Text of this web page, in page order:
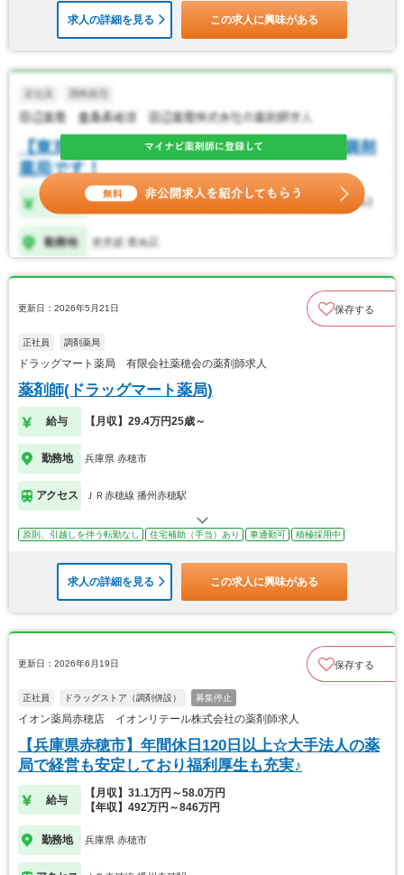
求人の詳細を見る この求人に興味がある
更新日：2026年5月21日 保存する
正社員 調剤薬局
ドラッグマート薬局 有限会社薬穂会の薬剤師求人
薬剤師(ドラッグマート薬局)
給与 【月収】29.4万円25歳～
勤務地 兵庫県 赤穂市
アクセス ＪＲ赤穂線 播州赤穂駅
原則、引越しを伴う転勤なし 住宅補助（手当）あり 車通勤可 積極採用中
求人の詳細を見る この求人に興味がある
更新日：2026年6月19日 保存する
正社員 ドラッグストア（調剤併設） 募集停止
イオン薬局赤穂店 イオンリテール株式会社の薬剤師求人
【兵庫県赤穂市】年間休日120日以上☆大手法人の薬
局で経営も安定しており福利厚生も充実♪
給与
【月収】31.1万円～58.0万円
【年収】492万円～846万円
勤務地 兵庫県 赤穂市